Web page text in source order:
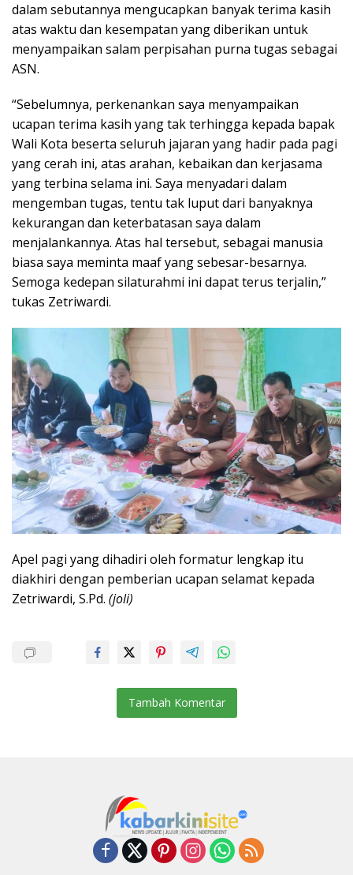
dalam sebutannya mengucapkan banyak terima kasih
atas waktu dan kesempatan yang diberikan untuk
menyampaikan salam perpisahan purna tugas sebagai
ASN.
“Sebelumnya, perkenankan saya menyampaikan
ucapan terima kasih yang tak terhingga kepada bapak
Wali Kota beserta seluruh jajaran yang hadir pada pagi
yang cerah ini, atas arahan, kebaikan dan kerjasama
yang terbina selama ini. Saya menyadari dalam
mengemban tugas, tentu tak luput dari banyaknya
kekurangan dan keterbatasan saya dalam
menjalankannya. Atas hal tersebut, sebagai manusia
biasa saya meminta maaf yang sebesar-besarnya.
Semoga kedepan silaturahmi ini dapat terus terjalin,”
tukas Zetriwardi.
Apel pagi yang dihadiri oleh formatur lengkap itu
diakhiri dengan pemberian ucapan selamat kepada
Zetriwardi, S.Pd. (joli)
Tambah Komentar